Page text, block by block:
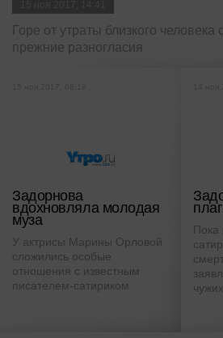
Горе от утраты близкого
прежние разногласия
Задорнова
вдохновляла молодая
муза
У актрисы Марины Орловой
сложились особые
отношения с известным
писателем-сатириком
Пока